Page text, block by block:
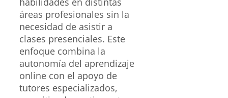
áreas profesionales sin la
necesidad de asistir a
clases presenciales. Este
enfoque combina la
autonomía del aprendizaje
online con el apoyo de
tutores especializados,